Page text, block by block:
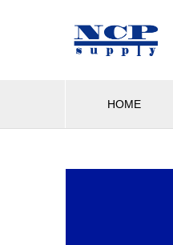
HOME